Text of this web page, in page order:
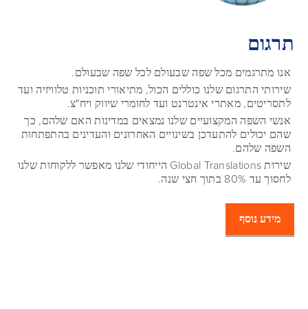
תרגום
אנו מתרגמים מכל שפה שבעולם לכל שפה שבעולם.
שירותי התרגום שלנו כוללים הכול, מתיאורי תוכניות טלוויזיה ועד
לתסריטים, מאתרי אינטרנט ועד לחומרי שיווק ויח"צ.
אנשי השפה המקצועיים שלנו נמצאים במדינות האם שלהם, כך
שהם יכולים להתעדכן בשינויים האחרונים והעדינים בהתפתחות
השפה שלהם.
שירות Global Translations הייחודי שלנו מאפשר ללקוחות שלנו
לחסוך עד 80% בתוך חצי שנה.
מידע נוסף